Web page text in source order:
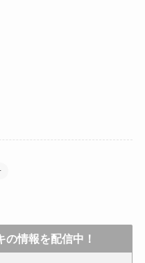
情報を配信中！